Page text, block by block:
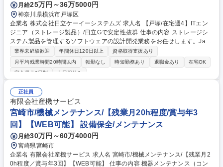
月給25万円～36万5000円
神奈川県横浜市戸塚区
企業名 株式会社日立ケーイーシステムズ 求人名 【戸塚/在宅週4】ITエン
ジニア（ストレージ製品）/日立Gで安定性抜群 仕事の内容 ストレージシ
ステム製品を管理するソフトウェアの設計開発業務をお任せします。Java
ベースAPIの開発工程全般を3～5名程度のチームリーダーとして、社内外
の調整を含めて牽引いただく予定。 ■設計方針及び製品仕様に基づいた基
本設計、仕様書作成、仕様レビュー ■基本仕様に基づいた機能設計、機能
ラムコーディング、ユニットテスト、組合せテスト、システムテスト、各
工程レビュー■上記推進に伴う活動：プランニング(工数見積り、日程化)、
定例対応■グループとしての活動：効率改善、スキル向上など （※変更の
範囲：当社業務全般） 募集職種 【戸塚/在宅週4】ITエンジニア（ストレー
ジ製品）/日立Gで安定性抜群
業界未経験歓迎 年間休日120日以上
資格取得支援あり
月平均残業時間20時間以内
転勤なし 時短勤務あり 退職金あり
在宅OK
完全週休2日制
土日祝休み
正社員
有限会社産機サービス
宮崎市/機械メンテナンス/【残業月20h程度/賞与年3
回】【WEB可能】 設備保全/メンテナンス
月給30万円～60万4000円
宮崎県宮崎市
企業名 有限会社産機サービス 求人名 宮崎市/機械メンテナンス/【残業月2
0h程度／賞与年3回】【WEB可能】 仕事の内容 機器メンテナンス（コン